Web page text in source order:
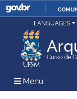
Ministério da Justiça e
Ministério da Defesa
LANGUAGES
Curso de
Menu Menu